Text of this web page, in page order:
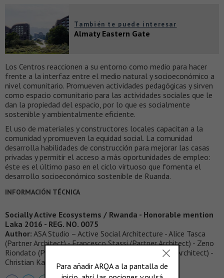
También te puede interesar
Almaty Eastern Gate
Los Centros reaccionen a su entorno como medio para hacer
frente a la interfaz entre el medio natural y socioeconómico a
nivel comunitario. Promueven actividades pedagógicas y sirven
como espacio comunitario para las actividades sociales que le
dan la propiedad del espacio, por lo que es socialmente
sostenible y ambientalmente eficiente.
El uso de materiales y constructores locales capacitan a la
comunidad y promueven la equidad social. La comunidad
desarrolla habilidades de construcción para mejorar las casas
privadas y permitir el acceso a más oportunidades de empleo:
éste es el último paso en el ciclo virtuoso que fomenta el
desarrollo socioeconómico sostenible de Ruanda.
INFORMACIÓN TÉCNICA
Socially Active Ecosystems / Rwanda - Honorable mention
Laka 2016 - REG. NO. 0075
Author: ASA Studio – Active Social Architecture - Alice Tasca
(Partner Architect) - Francesco Stassi (Partner Architect) - Zeno
Riondato (Partner Architect) - Jaime Velasco Perez (Architect) -
Christian Karagire (Architect)